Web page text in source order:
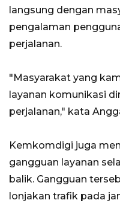
langsung dengan
pengalaman
perjalanan.
"Masyarakat yang
layanan komunikasi
perjalanan," kata
Kemkomdigi juga
gangguan layanan
balik. Gangguan
lonjakan trafik pada